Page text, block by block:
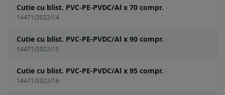
Cutie cu blist. PVC-PE-PVDC/Al x 70 compr. ·
14471/2022/14
Cutie cu blist. PVC-PE-PVDC/Al x 90 compr. ·
14471/2022/15
Cutie cu blist. PVC-PE-PVDC/Al x 95 compr. ·
14471/2022/16